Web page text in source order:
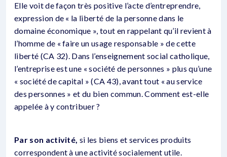
Elle voit de façon très positive l’acte d’entreprendre,
expression de « la liberté de la personne dans le
domaine économique », tout en rappelant qu’il revient à
l’homme de « faire un usage responsable » de cette
liberté (CA 32). Dans l’enseignement social catholique,
l’entreprise est une « société de personnes » plus qu’une
« société de capital » (CA 43), avant tout « au service
des personnes » et du bien commun. Comment est-elle
appelée à y contribuer ?
Par son activité, si les biens et services produits
correspondent à une activité socialement utile.